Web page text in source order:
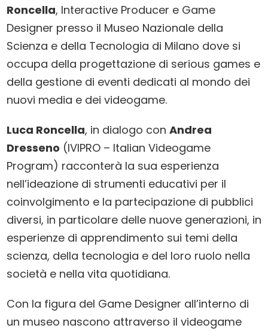
Roncella, Interactive Producer e Game
Designer presso il Museo Nazionale della
Scienza e della Tecnologia di Milano dove si
occupa della progettazione di serious games e
della gestione di eventi dedicati al mondo dei
nuovi media e dei videogame.
Luca Roncella, in dialogo con Andrea
Dresseno (IVIPRO – Italian Videogame
Program) racconterà la sua esperienza
nell’ideazione di strumenti educativi per il
coinvolgimento e la partecipazione di pubblici
diversi, in particolare delle nuove generazioni, in
esperienze di apprendimento sui temi della
scienza, della tecnologia e del loro ruolo nella
società e nella vita quotidiana.
Con la figura del Game Designer all’interno di
un museo nascono attraverso il videogame